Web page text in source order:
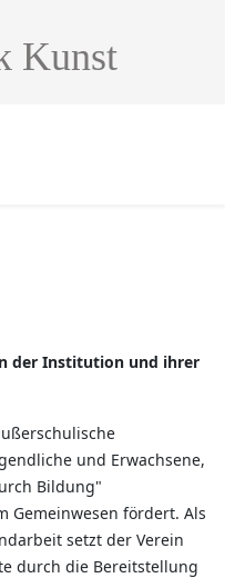
Kunst
der Institution und ihrer
und Erwachsene,
Bildung"
Gemeinwesen fördert. Als
setzt der Verein
durch die Bereitstellung